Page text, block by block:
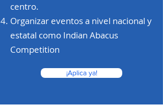
centro.
Organizar eventos a nivel nacional y
estatal como Indian Abacus
Competition
¡Aplica ya!